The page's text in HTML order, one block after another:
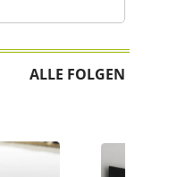
ALLE FOLGEN